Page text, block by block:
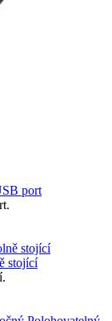
port
stojící